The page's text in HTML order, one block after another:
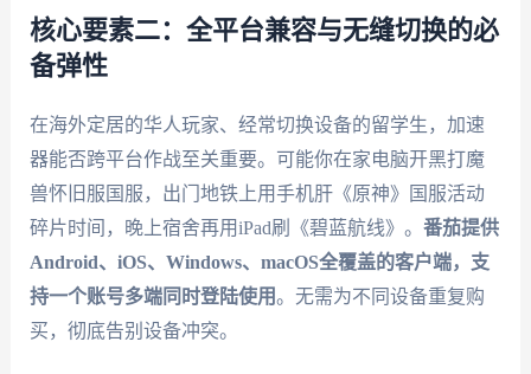
核心要素二：全平台兼容与无缝切换的必
备弹性
在海外定居的华人玩家、经常切换设备的留学生，加速
器能否跨平台作战至关重要。可能你在家电脑开黑打魔
兽怀旧服国服，出门地铁上用手机肝《原神》国服活动
碎片时间，晚上宿舍再用iPad刷《碧蓝航线》。 番茄提供
Android、iOS、Windows、macOS全覆盖的客户端，支
持一个账号多端同时登陆使用。无需为不同设备重复购
买，彻底告别设备冲突。